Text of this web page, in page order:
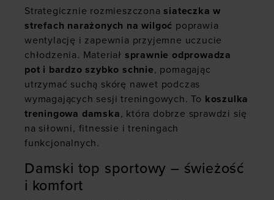
Strategicznie rozmieszczonasiateczka w
strefach narażonych na wilgoć poprawia
wentylację i zapewnia przyjemne uczucie
chłodzenia. Materiał sprawnie odprowadza
pot i bardzo szybko schnie, pomagając
utrzymać suchą skórę nawet podczas
wymagających sesji treningowych. To koszulka
treningowa damska, która dobrze sprawdzi się
na siłowni, fitnessie i treningach
funkcjonalnych.
Damski top sportowy – świeżość
i komfort